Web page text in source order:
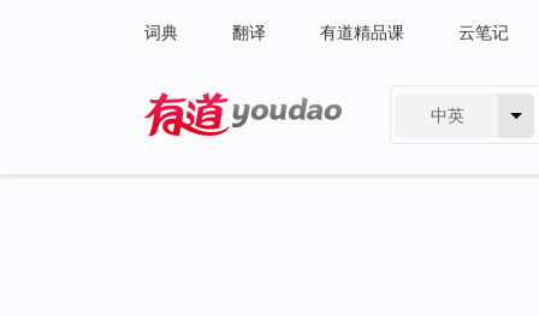
词典 翻译 有道精品课 云笔记
中英